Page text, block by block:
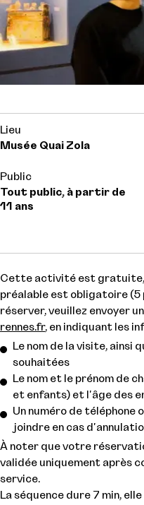
Lieu
Musée Quai Zola
Public
Tout public, à partir de
11 ans
Cette activité est gratuite,
préalable est obligatoire (5
réserver, veuillez envoyer
rennes.fr, en indiquant les
Le nom de la visite, ainsi
souhaitées
Le nom et le prénom de
et enfants) et l'âge des
Un numéro de téléphone
joindre en cas
À noter que votre
validée uniquement après
service.
La séquence dure 7 min,